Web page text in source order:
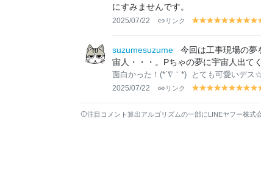
にすみませんです。
2025/07/22 リンク
y
lo
w
y
lo
w
y
lo
w
y
lo
w
y
lo
w
y
lo
w
y
lo
w
y
lo
w
lo
w w
suzumesuzume
今回は工事現場の夢
宙人・・・。Pちゃの夢に宇宙人出て
面白かった！(*´∇｀*)
とても可愛いデス
2025/07/22 リンク
y
lo
y
lo
y
lo
y
lo
y
lo
y
lo
y
lo
y
lolo
注目コメント算出アルゴリズムの一部にLINEヤフー株式